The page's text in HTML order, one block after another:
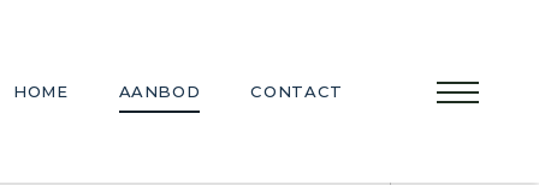
HOME AANBOD CONTACT